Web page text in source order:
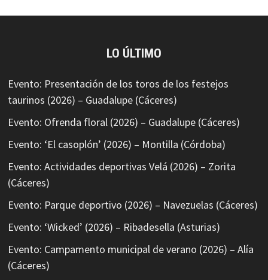
LO ÚLTIMO
Evento: Presentación de los toros de los festejos
taurinos (2026) – Guadalupe (Cáceres)
Evento: Ofrenda floral (2026) – Guadalupe (Cáceres)
Evento: ‘El casoplón’ (2026) – Montilla (Córdoba)
Evento: Actividades deportivas Velá (2026) – Zorita
(Cáceres)
Evento: Parque deportivo (2026) – Navezuelas (Cáceres)
Evento: ‘Wicked’ (2026) – Ribadesella (Asturias)
Evento: Campamento municipal de verano (2026) – Alía
(Cáceres)